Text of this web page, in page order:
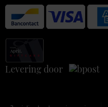
Levering door